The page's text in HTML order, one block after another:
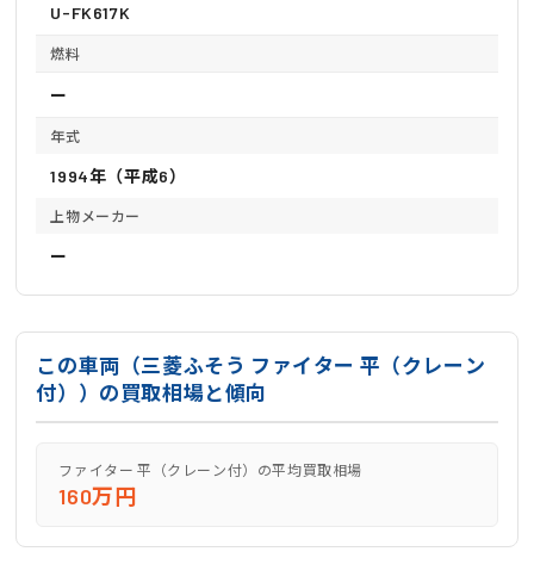
U-FK617K
燃料
ー
年式
1994年（平成6）
上物メーカー
ー
この車両（三菱ふそう ファイター 平（クレーン
付））の買取相場と傾向
ファイター 平（クレーン付）の平均買取相場
160万円